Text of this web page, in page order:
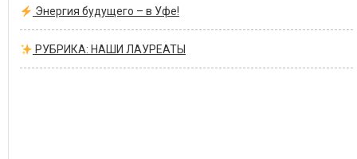
Энергия будущего – в Уфе!
РУБРИКА: НАШИ ЛАУРЕАТЫ